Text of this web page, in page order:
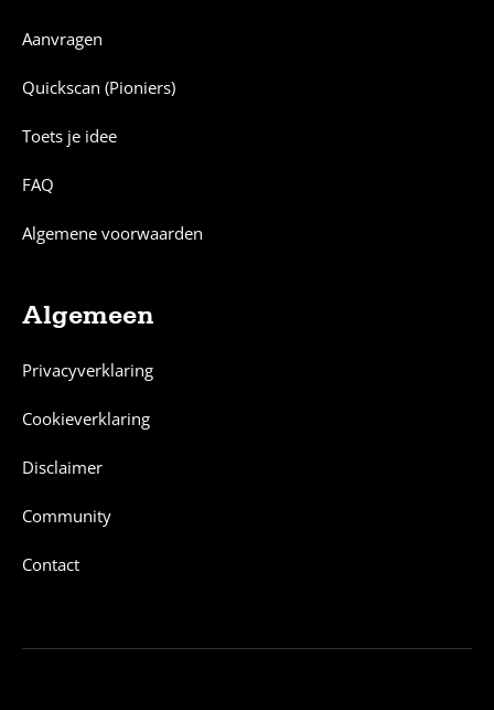
Aanvragen
Quickscan (Pioniers)
Toets je idee
FAQ
Algemene voorwaarden
Algemeen
Privacyverklaring
Cookieverklaring
Disclaimer
Community
Contact